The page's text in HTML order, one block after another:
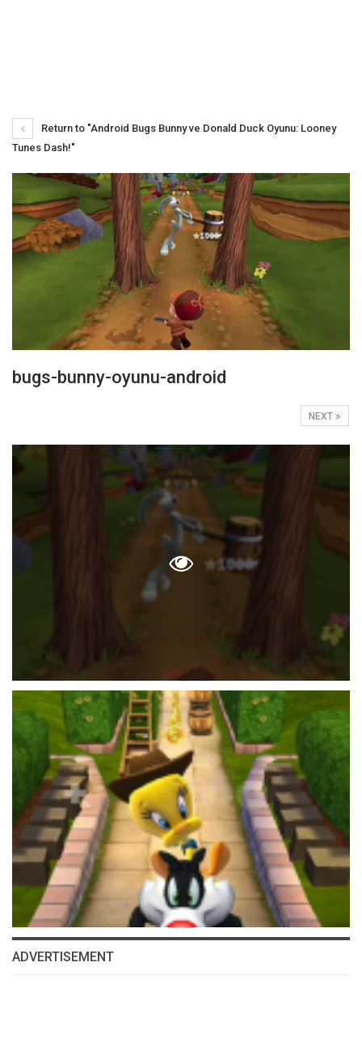
Return to "Android Bugs Bunny ve Donald Duck Oyunu: Looney
Tunes Dash!"
bugs-bunny-oyunu-android
NEXT
ADVERTISEMENT